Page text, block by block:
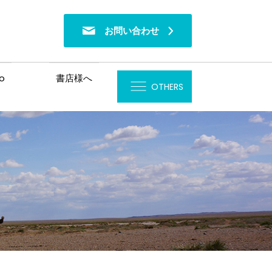
お問い合わせ
書店様へ
OTHERS